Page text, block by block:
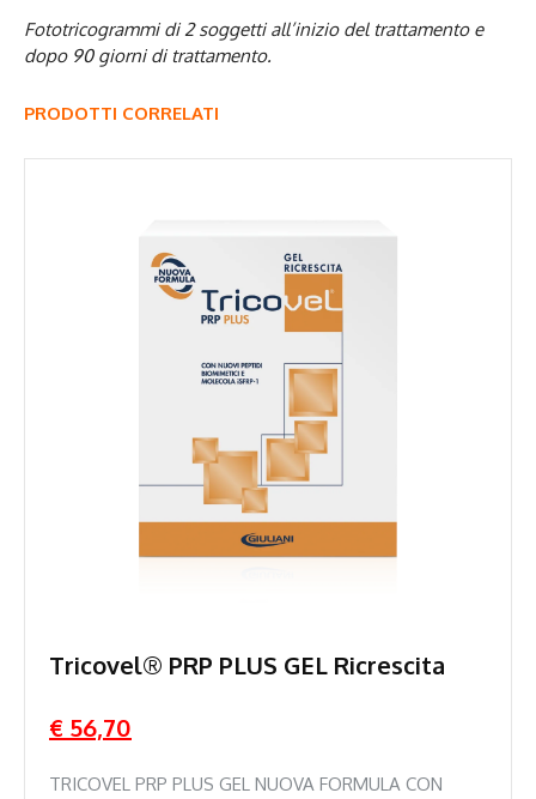
Fototricogrammi di 2 soggetti all’inizio del trattamento e
dopo 90 giorni di trattamento.
PRODOTTI CORRELATI
Tricovel® PRP PLUS GEL Ricrescita
€ 56,70
TRICOVEL PRP PLUS GEL NUOVA FORMULA CON